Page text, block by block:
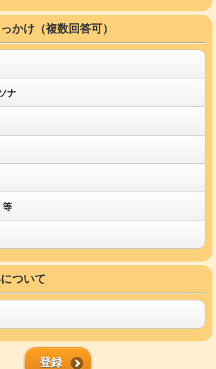
かけ（複数回答可）
ナ
等
ついて
登録